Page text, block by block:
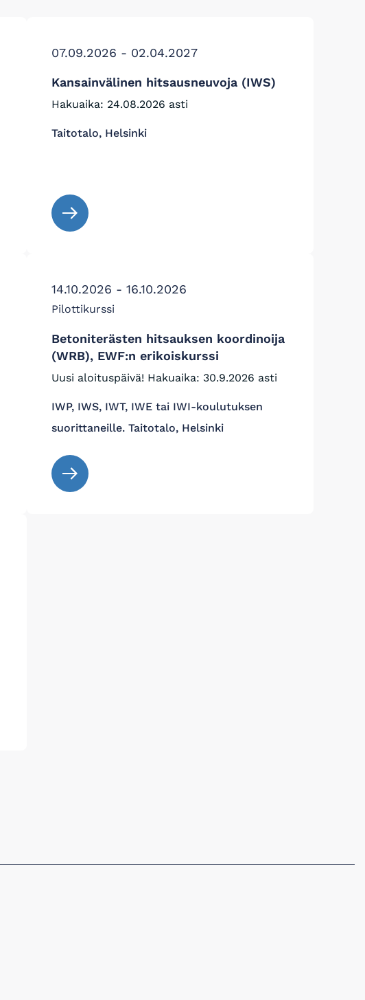
07.09.2026 - 02.04.2027
Kansainvälinen hitsausneuvoja (IWS)
Hakuaika: 24.08.2026 asti
Taitotalo, Helsinki
14.10.2026 - 16.10.2026
Pilottikurssi
Betoniterästen hitsauksen koordinoija
(WRB), EWF:n erikoiskurssi
Uusi aloituspäivä! Hakuaika: 30.9.2026 asti
IWP, IWS, IWT, IWE tai IWI-koulutuksen
suorittaneille. Taitotalo, Helsinki